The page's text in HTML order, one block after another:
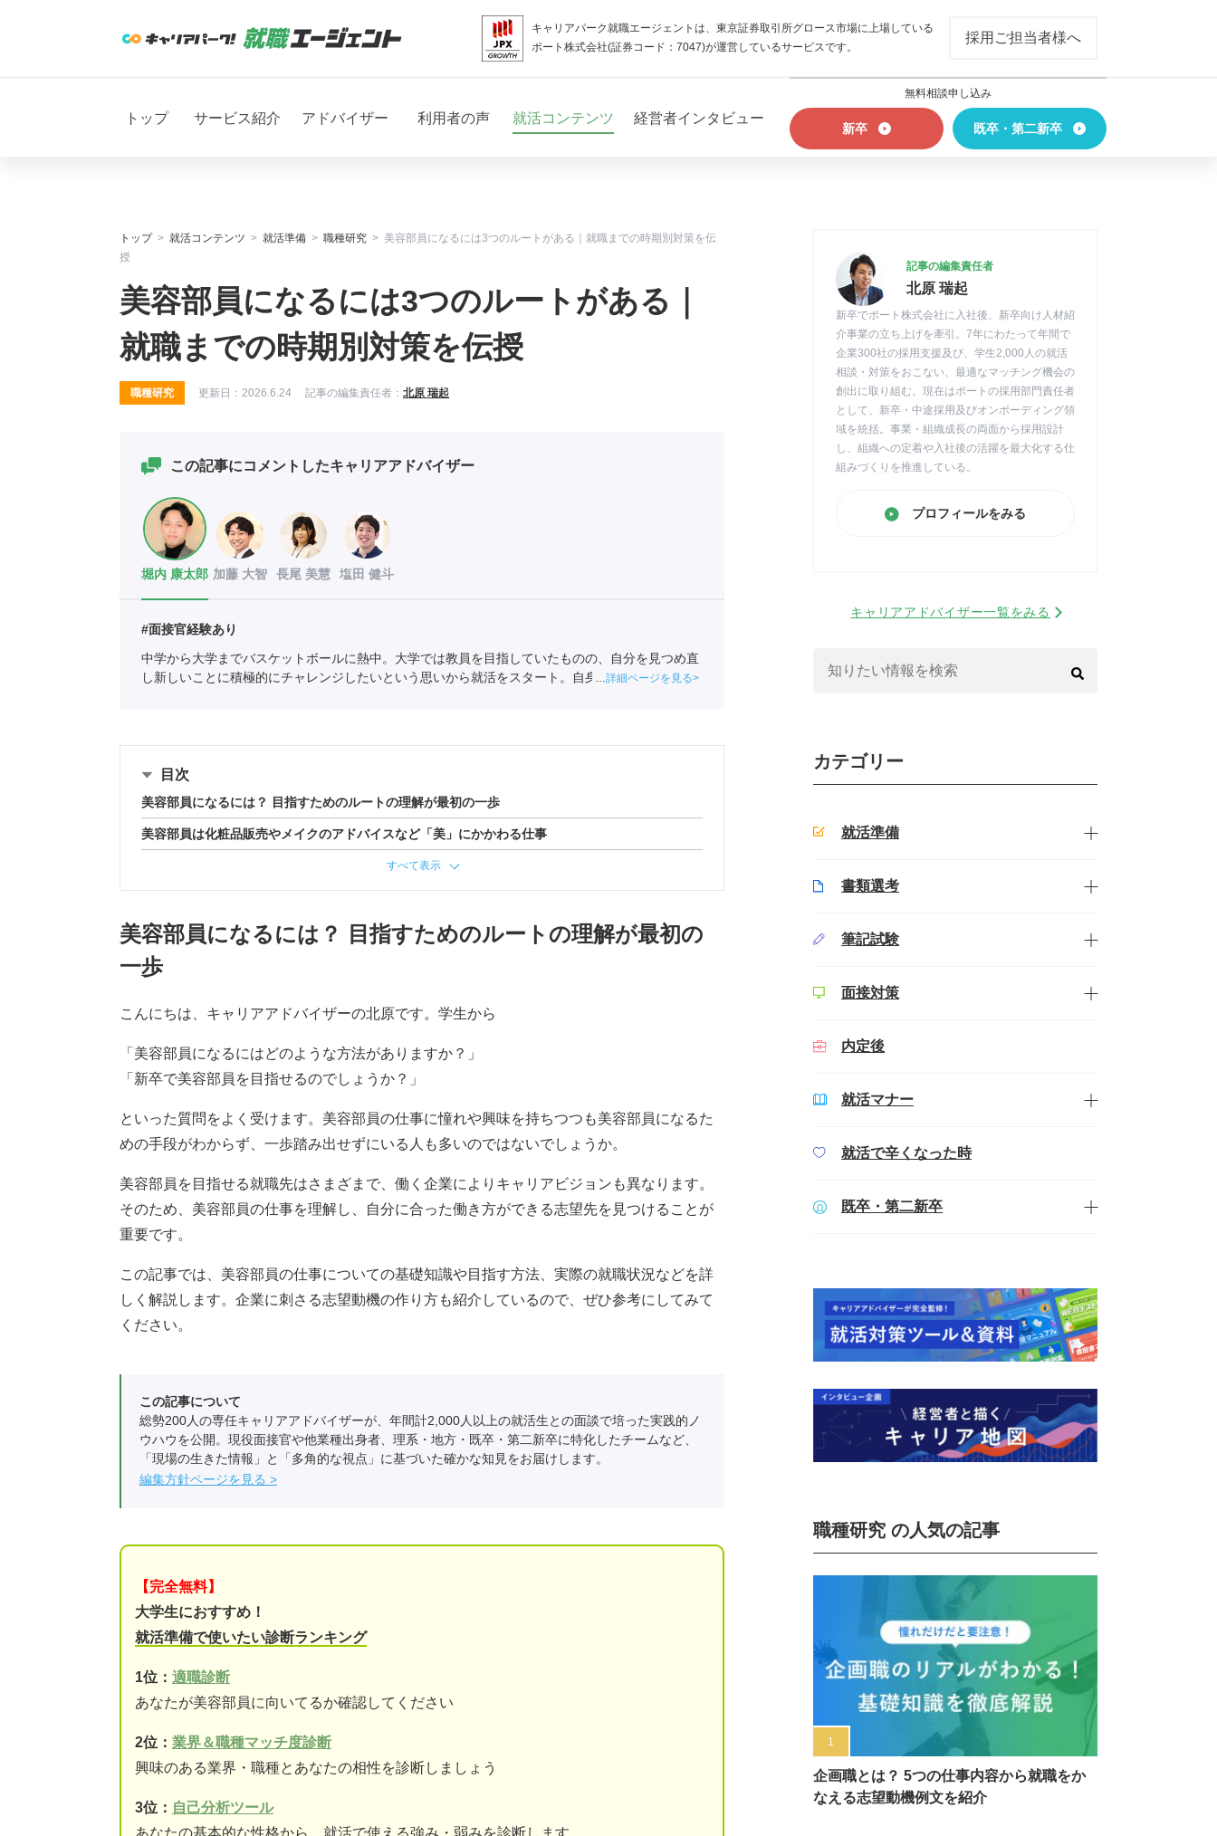
キャリアパーク就職エージェントは、東京証券取引所グロース市場に上場している
ポート株式会社(証券コード：7047)が運営しているサービスです。
採用ご担当者様へ
トップ サービス紹介 アドバイザー 利用者の声 就活コンテンツ 経営者インタビュー
無料相談申し込み
新卒 既卒・第二新卒
トップ 就活コンテンツ 就活準備 職種研究
美容部員になるには3つのルートがある｜就職までの時期別対策を伝
授
美容部員になるには3つのルートがある｜
就職までの時期別対策を伝授
職種研究 更新日： 2026.6.24 記事の編集責任者： 北原 瑞起
この記事にコメントしたキャリアアドバイザー
堀内 康太郎 加藤 大智 長尾 美慧 塩田 健斗
#面接官経験あり
中学から大学までバスケットボールに熱中。大学では教員を目指していたものの、自分を見つめ直
し新しいことに積極的にチャレンジしたいという思いから就活をスタート。自身も就活ではエージ
詳細ページを見る
目次
美容部員になるには？ 目指すためのルートの理解が最初の一歩
美容部員は化粧品販売やメイクのアドバイスなど「美」にかかわる仕事
すべて表示
美容部員になるには？ 目指すためのルートの理解が最初の
一歩
こんにちは、キャリアアドバイザーの北原です。学生から
「美容部員になるにはどのような方法がありますか？」
「新卒で美容部員を目指せるのでしょうか？」
といった質問をよく受けます。美容部員の仕事に憧れや興味を持ちつつも美容部員になるた
めの手段がわからず、一歩踏み出せずにいる人も多いのではないでしょうか。
美容部員を目指せる就職先はさまざまで、働く企業によりキャリアビジョンも異なります。
そのため、美容部員の仕事を理解し、自分に合った働き方ができる志望先を見つけることが
重要です。
この記事では、美容部員の仕事についての基礎知識や目指す方法、実際の就職状況などを詳
しく解説します。企業に刺さる志望動機の作り方も紹介しているので、ぜひ参考にしてみて
ください。
この記事について
総勢200人の専任キャリアアドバイザーが、年間計2,000人以上の就活生との面談で培った実践的ノ
ウハウを公開。現役面接官や他業種出身者、理系・地方・既卒・第二新卒に特化したチームなど、
「現場の生きた情報」と「多角的な視点」に基づいた確かな知見をお届けします。
編集方針ページを見る
【完全無料】
大学生におすすめ！
就活準備で使いたい診断ランキング
1位： 適職診断
あなたが美容部員に向いてるか確認してください
2位： 業界＆職種マッチ度診断
興味のある業界・職種とあなたの相性を診断しましょう
3位： 自己分析ツール
あなたの基本的な性格から、就活で使える強み・弱みを診断します
記事の編集責任者
北原 瑞起
新卒でポート株式会社に入社後、新卒向け人材紹
介事業の立ち上げを牽引。7年にわたって年間で
企業300社の採用支援及び、学生2,000人の就活
相談・対策をおこない、最適なマッチング機会の
創出に取り組む。現在はポートの採用部門責任者
として、新卒・中途採用及びオンボーディング領
域を統括。事業・組織成長の両面から採用設計
し、組織への定着や入社後の活躍を最大化する仕
組みづくりを推進している。
プロフィールをみる
キャリアアドバイザー一覧をみる
カテゴリー
就活準備
書類選考
筆記試験
面接対策
内定後
就活マナー
就活で辛くなった時
既卒・第二新卒
職種研究 の人気の記事
企画職とは？ 5つの仕事内容から就職をか
なえる志望動機例文を紹介